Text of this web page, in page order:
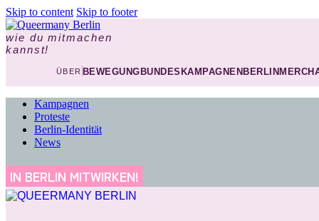
Skip to content Skip to footer
wie du mitmachen
kannst!
ÜBER BEWEGUNGBUNDESKAMPAGNENBERLIN
Kampagnen
Proteste
Berlin-Identität
News
IN BERLIN MITWIRKEN!